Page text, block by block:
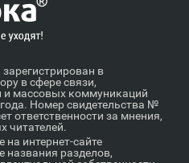
в
в сфере связи,
и массовых коммуникаций
Номер свидетельства №
ответственности за мнения,
читателей.
интернет-сайте
названия разделов,